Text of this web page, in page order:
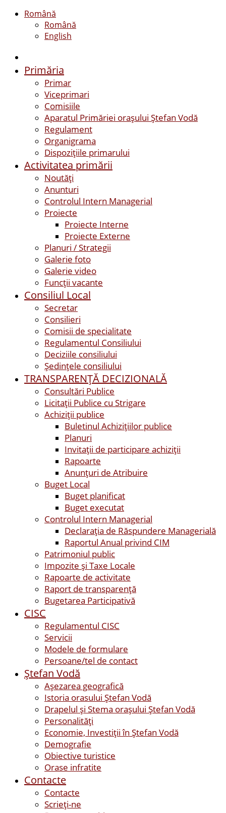
Română
Română
English
Primăria
Primar
Viceprimari
Comisiile
Aparatul Primăriei orașului Ștefan Vodă
Regulament
Organigrama
Dispozițiile primarului
Activitatea primării
Noutăți
Anunturi
Controlul Intern Managerial
Proiecte
Proiecte Interne
Proiecte Externe
Planuri / Strategii
Galerie foto
Galerie video
Funcții vacante
Consiliul Local
Secretar
Consilieri
Comisii de specialitate
Regulamentul Consiliului
Deciziile consiliului
Ședințele consiliului
TRANSPARENȚĂ DECIZIONALĂ
Consultări Publice
Licitații Publice cu Strigare
Achiziţii publice
Buletinul Achizițiilor publice
Planuri
Invitaţii de participare achiziții
Rapoarte
Anunțuri de Atribuire
Buget Local
Buget planificat
Buget executat
Controlul Intern Managerial
Declarația de Răspundere Managerială
Raportul Anual privind CIM
Patrimoniul public
Impozite și Taxe Locale
Rapoarte de activitate
Raport de transparenţă
Bugetarea Participativă
CISC
Regulamentul CISC
Servicii
Modele de formulare
Persoane/tel de contact
Ştefan Vodă
Așezarea geografică
Istoria orasului Ştefan Vodă
Drapelul şi Stema oraşului Ştefan Vodă
Personalităţi
Economie, Investiţii în Ştefan Vodă
Demografie
Obiective turistice
Orase infratite
Contacte
Contacte
Scrieți-ne